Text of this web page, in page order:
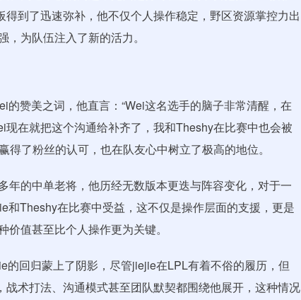
到了迅速弥补，他不仅个人操作稳定，野区资源掌控力出
为队伍注入了新的活力。
赞美之词，他直言：“Wei这名选手的脑子非常清醒，在
在就把这个沟通给补齐了，我和Theshy在比赛中也会被
了粉丝的认可，也在队友心中树立了极高的地位。
的中单老将，他历经无数版本更迭与阵容变化，对于一
Theshy在比赛中受益，这不仅是操作层面的支援，更是
值甚至比个人操作更为关键。
回归蒙上了阴影，尽管jiejie在LPL有着不俗的履历，但
术打法、沟通模式甚至团队默契都围绕他展开，这种情况